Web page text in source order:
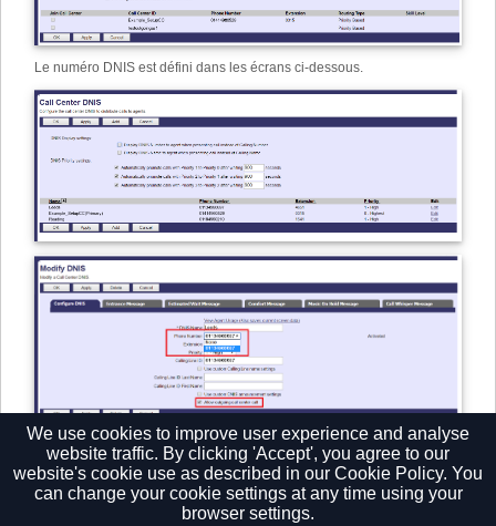
Le numéro DNIS est défini dans les écrans ci-dessous.
We use cookies to improve user experience and analyse
website traffic. By clicking 'Accept', you agree to our
website's cookie use as described in our Cookie Policy. You
can change your cookie settings at any time using your
browser settings.